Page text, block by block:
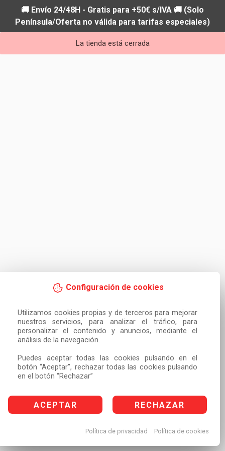
Configuración de cookies
Utilizamos cookies propias y de terceros para mejorar
nuestros servicios, para analizar el tráfico, para
personalizar el contenido y anuncios, mediante el
análisis de la navegación.
Puedes aceptar todas las cookies pulsando en el
botón “Aceptar”, rechazar todas las cookies pulsando
en el botón “Rechazar”
ACEPTAR RECHAZAR
Política de privacidad Política de cookies
🚚 Envío 24/48H - Gratis para +50€ s/IVA 🚚 (Solo
Península/Oferta no válida para tarifas especiales)
La tienda está cerrada